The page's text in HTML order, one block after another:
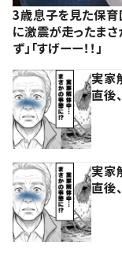
3歳息子を見た保育
に激震が走ったま
ず」「すげーー！！」
実家
直後
実家
直後